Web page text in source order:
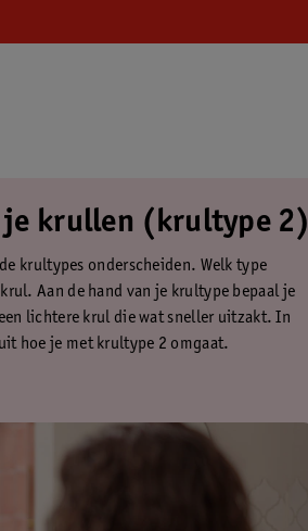
je krullen (krultype 2)
krultypes onderscheiden. Welk type
Aan de hand van je krultype bepaal je
lichtere krul die wat sneller uitzakt. In
hoe je met krultype 2 omgaat.